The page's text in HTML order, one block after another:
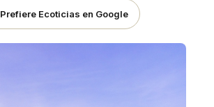
Prefiere Ecoticias en Google